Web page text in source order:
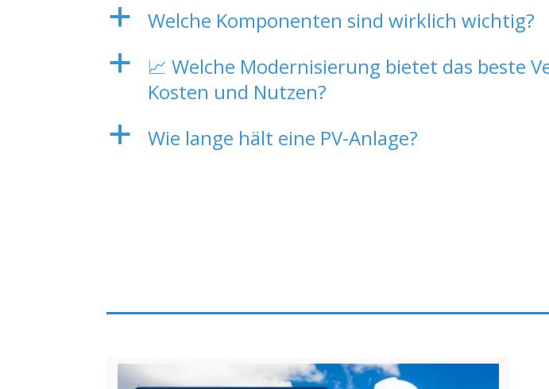
a Welche Komponenten sind wirklich wichtig?
a
📈 Welche Modernisierung bietet das beste
Kosten und Nutzen?
a Wie lange hält eine PV-Anlage?